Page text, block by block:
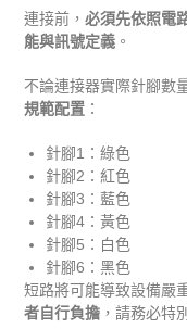
連接前，必須先依照電
能與訊號定義 。
不論連接器實際針腳數
規範配置 ：
針腳1：綠色
針腳2：紅色
針腳3：藍色
針腳4：黃色
針腳5：白色
針腳6：黑色
短路將可能導致設備嚴
者自行負擔 ，請務必特